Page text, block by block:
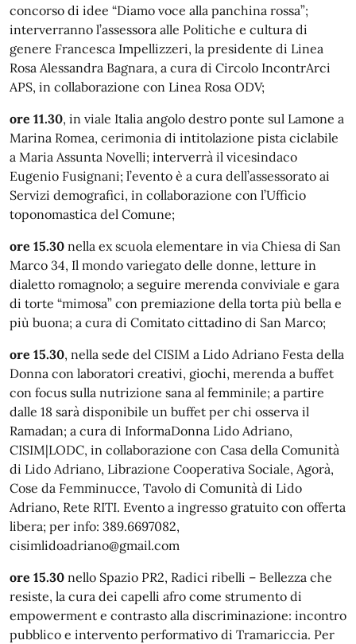
concorso di idee “Diamo voce alla panchina rossa”;
interverranno l’assessora alle Politiche e cultura di
genere Francesca Impellizzeri, la presidente di Linea
Rosa Alessandra Bagnara, a cura di Circolo IncontrArci
APS, in collaborazione con Linea Rosa ODV;
ore 11.30, in viale Italia angolo destro ponte sul Lamone a
Marina Romea, cerimonia di intitolazione pista ciclabile
a Maria Assunta Novelli; interverrà il vicesindaco
Eugenio Fusignani; l’evento è a cura dell’assessorato ai
Servizi demografici, in collaborazione con l’Ufficio
toponomastica del Comune;
ore 15.30 nella ex scuola elementare in via Chiesa di San
Marco 34, Il mondo variegato delle donne, letture in
dialetto romagnolo; a seguire merenda conviviale e gara
di torte “mimosa” con premiazione della torta più bella e
più buona; a cura di Comitato cittadino di San Marco;
ore 15.30, nella sede del CISIM a Lido Adriano Festa della
Donna con laboratori creativi, giochi, merenda a buffet
con focus sulla nutrizione sana al femminile; a partire
dalle 18 sarà disponibile un buffet per chi osserva il
Ramadan; a cura di InformaDonna Lido Adriano,
CISIM|LODC, in collaborazione con Casa della Comunità
di Lido Adriano, Librazione Cooperativa Sociale, Agorà,
Cose da Femminucce, Tavolo di Comunità di Lido
Adriano, Rete RITI. Evento a ingresso gratuito con offerta
libera; per info: 389.6697082,
cisimlidoadriano@gmail.com
ore 15.30 nello Spazio PR2, Radici ribelli – Bellezza che
resiste, la cura dei capelli afro come strumento di
empowerment e contrasto alla discriminazione: incontro
pubblico e intervento performativo di Tramariccia. Per